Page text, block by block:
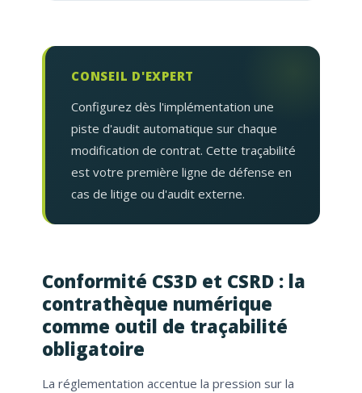
CONSEIL D'EXPERT
Configurez dès l'implémentation une
piste d'audit automatique sur chaque
modification de contrat. Cette traçabilité
est votre première ligne de défense en
cas de litige ou d'audit externe.
Conformité CS3D et CSRD : la
contrathèque numérique
comme outil de traçabilité
obligatoire
La réglementation accentue la pression sur la